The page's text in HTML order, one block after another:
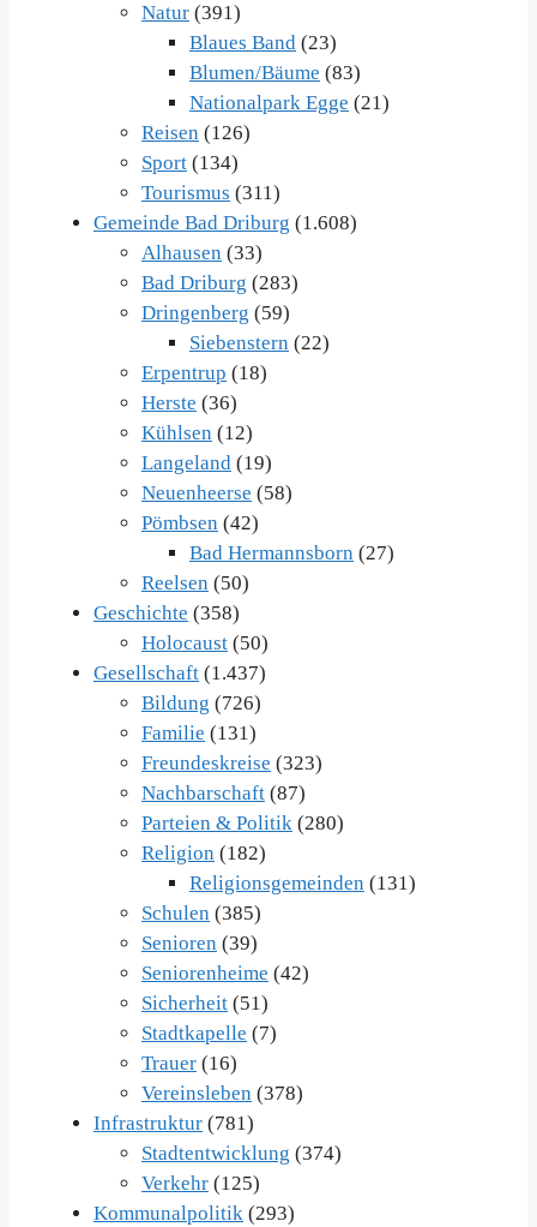
Natur (391)
Blaues Band (23)
Blumen/Bäume (83)
Nationalpark Egge (21)
Reisen (126)
Sport (134)
Tourismus (311)
Gemeinde Bad Driburg (1.608)
Alhausen (33)
Bad Driburg (283)
Dringenberg (59)
Siebenstern (22)
Erpentrup (18)
Herste (36)
Kühlsen (12)
Langeland (19)
Neuenheerse (58)
Pömbsen (42)
Bad Hermannsborn (27)
Reelsen (50)
Geschichte (358)
Holocaust (50)
Gesellschaft (1.437)
Bildung (726)
Familie (131)
Freundeskreise (323)
Nachbarschaft (87)
Parteien & Politik (280)
Religion (182)
Religionsgemeinden (131)
Schulen (385)
Senioren (39)
Seniorenheime (42)
Sicherheit (51)
Stadtkapelle (7)
Trauer (16)
Vereinsleben (378)
Infrastruktur (781)
Stadtentwicklung (374)
Verkehr (125)
Kommunalpolitik (293)